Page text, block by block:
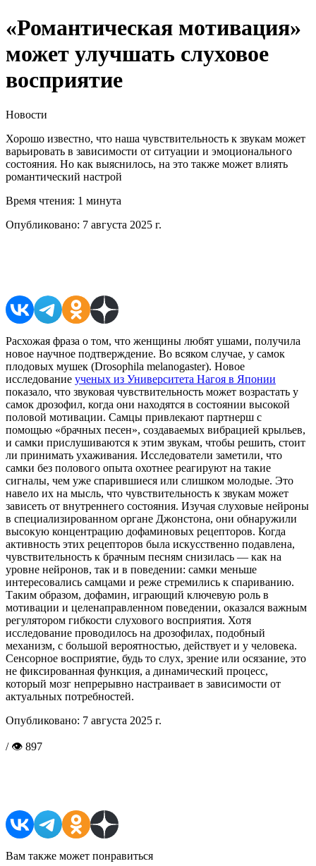
«Романтическая мотивация»
может улучшать слуховое
восприятие
Новости
Хорошо известно, что наша чувствительность к звукам может
варьировать в зависимости от ситуации и эмоционального
состояния. Но как выяснилось, на это также может влиять
романтический настрой
Время чтения: 1 минута
Опубликовано: 7 августа 2025 г.
Расхожая фраза о том, что женщины любят ушами, получила
новое научное подтверждение. Во всяком случае, у самок
плодовых мушек (Drosophila melanogaster). Новое
исследование ученых из Университета Нагоя в Японии
показало, что звуковая чувствительность может возрастать у
самок дрозофил, когда они находятся в состоянии высокой
половой мотивации. Самцы привлекают партнерш с
помощью «брачных песен», создаваемых вибрацией крыльев,
и самки прислушиваются к этим звукам, чтобы решить, стоит
ли принимать ухаживания. Исследователи заметили, что
самки без полового опыта охотнее реагируют на такие
сигналы, чем уже спарившиеся или слишком молодые. Это
навело их на мысль, что чувствительность к звукам может
зависеть от внутреннего состояния. Изучая слуховые нейроны
в специализированном органе Джонстона, они обнаружили
высокую концентрацию дофаминовых рецепторов. Когда
активность этих рецепторов была искусственно подавлена,
чувствительность к брачным песням снизилась — как на
уровне нейронов, так и в поведении: самки меньше
интересовались самцами и реже стремились к спариванию.
Таким образом, дофамин, играющий ключевую роль в
мотивации и целенаправленном поведении, оказался важным
регулятором гибкости слухового восприятия. Хотя
исследование проводилось на дрозофилах, подобный
механизм, с большой вероятностью, действует и у человека.
Сенсорное восприятие, будь то слух, зрение или осязание, это
не фиксированная функция, а динамический процесс,
который мозг непрерывно настраивает в зависимости от
актуальных потребностей.
Опубликовано: 7 августа 2025 г.
/ 👁 897
Вам также может понравиться